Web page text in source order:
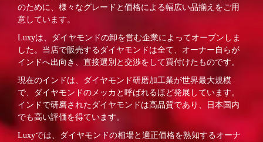
のために、様々なグレードと価格による幅広い品揃えをご用
意しています。
Luxyは、ダイヤモンドの卸を営む企業によってオープンしま
した。当店で販売するダイヤモンドは全て、オーナー自らが
インドへ出向き、直接選別と交渉をして買付けたものです。
現在のインドは、ダイヤモンド研磨加工業が世界最大規模
で、ダイヤモンドのメッカと呼ばれるほど発展しています。
インドで研磨されたダイヤモンドは高品質であり、日本国内
でも高い評価を得ています。
Luxyでは、ダイヤモンドの相場と適正価格を熟知するオーナ